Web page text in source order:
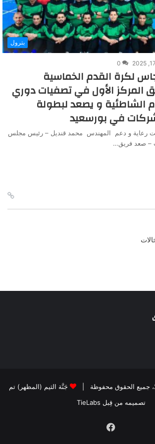
بترول
0
لكرة القدم الخماسية
المركز الأول في تصفيات دوري
الشاطئية و يصعد لبطولة
في بورسعيد
رعاية و دعم المهندس محمد قنديل – رئيس مجلس
– صعد فريق…
جَنَّة الثيم (المظهر) تم
تصميمه من قِبل TieLabs
فيسبوك